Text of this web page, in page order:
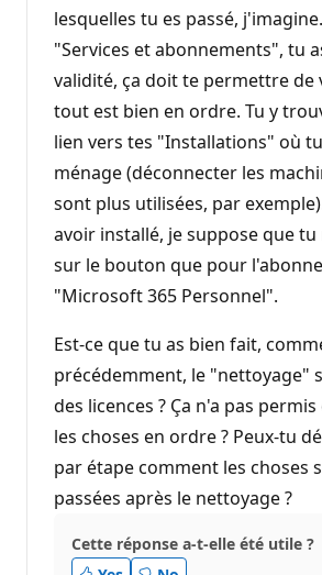
lesquelles tu es passé,
"Services et abonnements", tu
validité, ça doit te permettre de
tout est bien en ordre. Tu y
lien vers tes "Installations" où
ménage (déconnecter les
sont plus utilisées, par
avoir installé, je suppose que tu
sur le bouton que pour
"Microsoft 365 Personnel".
Est-ce que tu as bien fait,
précédemment, le "nettoyage"
des licences ? Ça n'a pas
les choses en ordre ? Peux-tu
par étape comment les choses
passées après le nettoyage ?
Cette réponse a-t-elle été utile ?